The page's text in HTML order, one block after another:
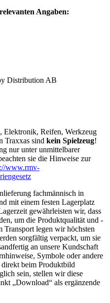
Angaben:
Distribution AB
Elektronik, Reifen, Werkzeug
Traxxas sind kein Spielzeug!
nur unter unmittelbarer
sie die Hinweise zur
www.rmv-
fachmännisch in
mit einem festen Lagerplatz
gewährleisten wir, dass
um die Produktqualität und -
Transport legen wir höchsten
sorgfältig verpackt, um sie
an unsere Kundschaft
Symbole oder andere
beim Produktbild
sein, stellen wir diese
„Download“ als ergänzende